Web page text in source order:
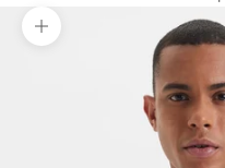
Yakınlaştır